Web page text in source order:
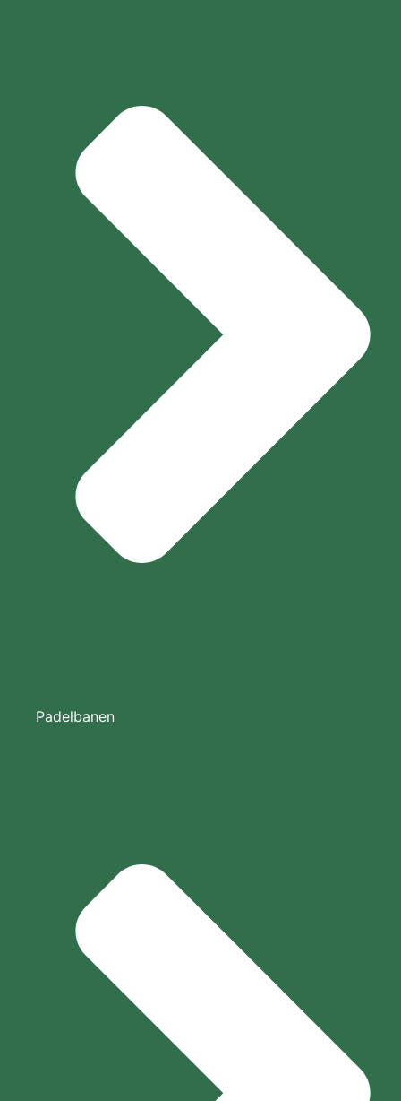
Padelbanen